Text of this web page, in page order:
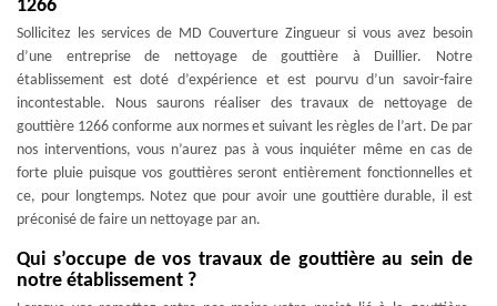
1266
Sollicitez les services de MD Couverture Zingueur si vous avez besoin
d’une entreprise de nettoyage de gouttière à Duillier. Notre
établissement est doté d’expérience et est pourvu d’un savoir-faire
incontestable. Nous saurons réaliser des travaux de nettoyage de
gouttière 1266 conforme aux normes et suivant les règles de l’art. De par
nos interventions, vous n’aurez pas à vous inquiéter même en cas de
forte pluie puisque vos gouttières seront entièrement fonctionnelles et
ce, pour longtemps. Notez que pour avoir une gouttière durable, il est
préconisé de faire un nettoyage par an.
Qui s’occupe de vos travaux de gouttière au sein de
notre établissement ?